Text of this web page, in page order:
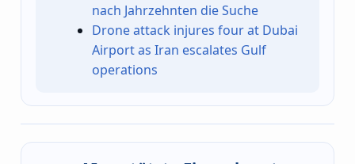
nach Jahrzehnten die Suche
Drone attack injures four at Dubai
Airport as Iran escalates Gulf
operations